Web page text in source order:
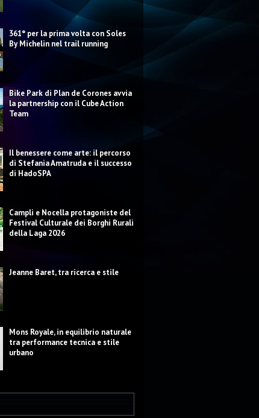
361° per la prima volta con Soles
By Michelin nel trail running
Bike Park di Plan de Corones avvia
la partnership con il Cube Action
Team
Il benessere come arte: il percorso
di Stefania Amatruda e il successo
di HadoSPA
Campli e Nocella protagoniste del
Festival Culturale dei Borghi Rurali
della Laga 2026
Jeanne Baret, tra ricerca e stile
Mons Royale, in equilibrio naturale
tra performance tecnica e stile
urbano